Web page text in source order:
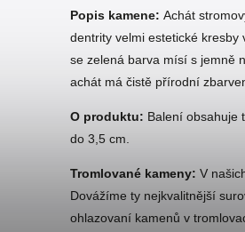
Popis kamene: Achát
dentrity velmi estetické
se zelená barva mísí s jemně
achát má čistě přírodní
O produktu: Balení obsahuje
do 3,5 cm.
Tromlované kameny: V
Dovážíme ty nejkvalitnější
ohlazovaní kamenů v